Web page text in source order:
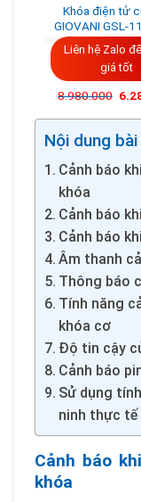
Khóa điện tử
GIOVANI GSL-
Liên hệ Zalo
giá tốt
8.980.000
Nội dung
Cảnh báo
khóa
Cảnh báo
Cảnh báo
Âm thanh
Thông báo
Tính năng
khóa cơ
Độ tin cậy
Cảnh báo
Sử dụng
ninh thực tế
Cảnh báo
khóa